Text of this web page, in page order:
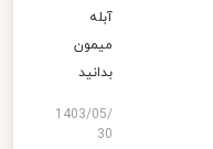
آبله
میمون
بدانید
1403/05/
30